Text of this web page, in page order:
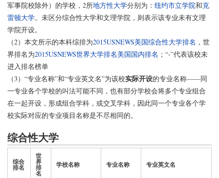
军事院校除外）的学校，2所地方性大学分别为： 纽约市立学院和克
雷顿大学。未区分综合性大学和文理学院，则表示该专业未有文理
学院开设。
（2）本文所示的本科综排为2015USNEWS美国综合性大学排名 ，世
界排名为2015USNEWS世界大学排名美国国内排名 ；“-”代表该校未
进入排名榜单
（3）“专业名称”和“专业英文名”为该校实际开设的专业名称——同
一专业各个学校的叫法可能不同，也有部分学校会将多个专业组合
在一起开设，形成组合学科，或交叉学科，因此同一个专业各个学
校实际对应的专业项目名称是不尽相同的。
综合性大学
综合
排名
世
界
排
名
学校名称 专业名称 专业英文名